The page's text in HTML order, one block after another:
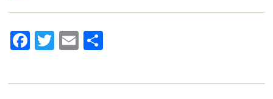
Facebook
TwitterEmail